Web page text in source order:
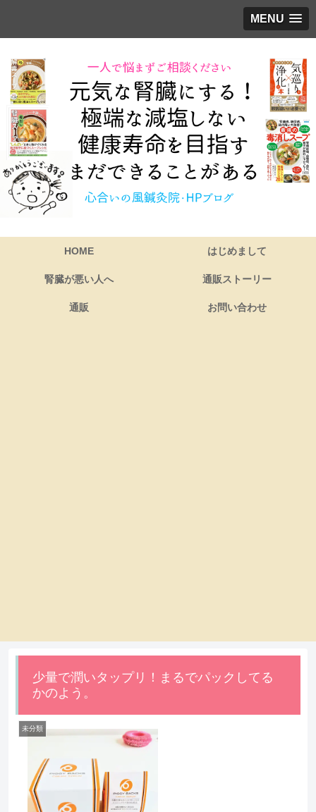
MENU
HOME はじめまして
腎臓が悪い人へ 通販ストーリー
通販 お問い合わせ
少量で潤いタップリ！まるでパックしてる
かのよう。
未分類